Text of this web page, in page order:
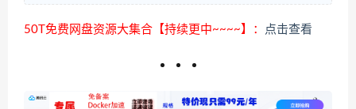
50T免费网盘资源大集合【持续更中~~~~】： 点击查看